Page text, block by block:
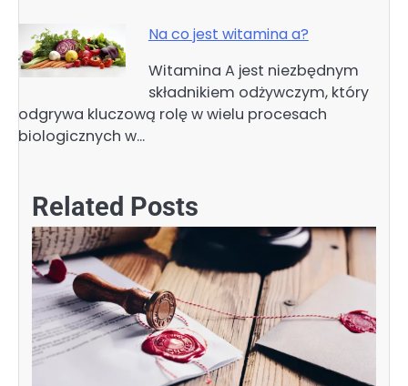
Na co jest witamina a?
Witamina A jest niezbędnym
składnikiem odżywczym, który
odgrywa kluczową rolę w wielu procesach
biologicznych w…
Related Posts